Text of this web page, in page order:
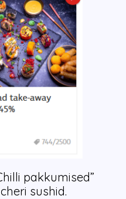
pakkumised”
sushid.